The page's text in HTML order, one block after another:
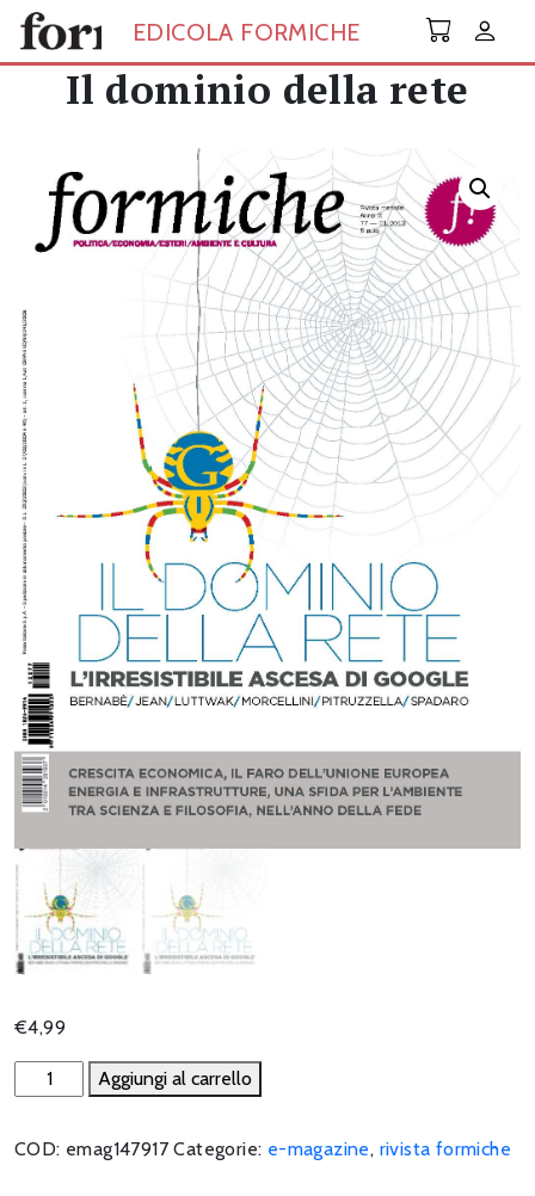
Skip to main content
EDICOLA FORMICHE
Il dominio della rete
€4,99
dominio
rete
Aggiungi al carrello
COD: emag147917 Categorie: e-magazine, rivista formiche